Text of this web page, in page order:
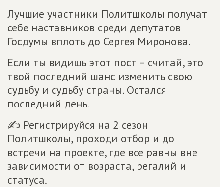
Лучшие участники Политшколы получат
себе наставников среди депутатов
Госдумы вплоть до Сергея Миронова.
Если ты видишь этот пост – считай, это
твой последний шанс изменить свою
судьбу и судьбу страны. Остался
последний день.
✍ Регистрируйся на 2 сезон
Политшколы, проходи отбор и до
встречи на проекте, где все равны вне
зависимости от возраста, регалий и
статуса.